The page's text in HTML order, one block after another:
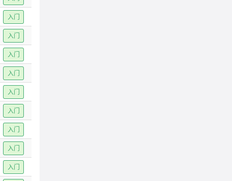
入门
入门
入门
入门
入门
入门
入门
入门
入门